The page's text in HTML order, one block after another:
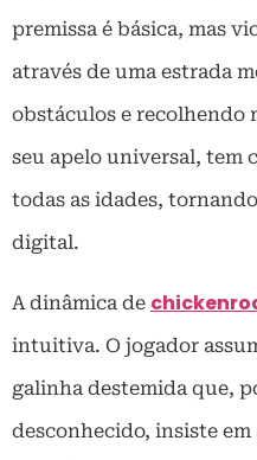
premissa é básica, mas
através de uma estrada
obstáculos e recolhendo
seu apelo universal, tem
todas as idades,
digital.
A dinâmica de
intuitiva. O jogador
galinha destemida que,
desconhecido, insiste